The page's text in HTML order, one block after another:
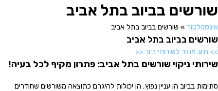
שורשים בביוב בתל אביב
אינסטלטור » שורשים בביוב בתל אביב
שורשים בביוב בתל אביב
>> חיוג מהיר לשירותי ביוב <<
שירותי ניקוי שורשים בתל אביב: פתרון מקיף לכל בעיה!
סתימות בביוב הן עניין נפוץ, הן יכולות להיגרם כתוצאה משורשים שחודרים